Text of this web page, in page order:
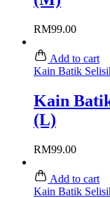
RM99.00
Add to cart
Kain Batik
Kain
(L)
RM99.00
Add to cart
Kain Batik